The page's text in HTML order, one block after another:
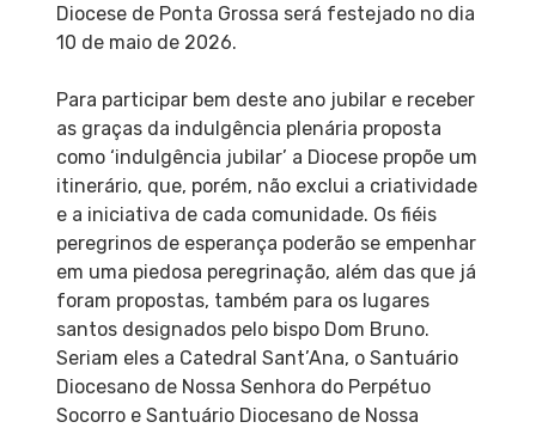
Diocese de Ponta Grossa será festejado no dia
10 de maio de 2026.
Para participar bem deste ano jubilar e receber
as graças da indulgência plenária proposta
como ‘indulgência jubilar’ a Diocese propõe um
itinerário, que, porém, não exclui a criatividade
e a iniciativa de cada comunidade. Os fiéis
peregrinos de esperança poderão se empenhar
em uma piedosa peregrinação, além das que já
foram propostas, também para os lugares
santos designados pelo bispo Dom Bruno.
Seriam eles a Catedral Sant’Ana, o Santuário
Diocesano de Nossa Senhora do Perpétuo
Socorro e Santuário Diocesano de Nossa